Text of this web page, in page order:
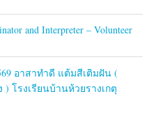
and Interpreter – Volunteer
อาสาทำดี แต้มสีเติมฝัน (
โรงเรียนบ้านห้วยรางเกตุ